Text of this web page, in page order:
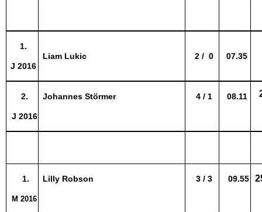
1.
J 2016
Liam Lukic 2 / 0 07.35
2.
J 2016
Johannes Störmer 4 / 1 08.11
1.
M 2016
Lilly Robson 3 / 3 09.55